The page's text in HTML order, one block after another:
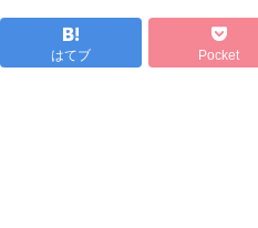
はてブ Pocket